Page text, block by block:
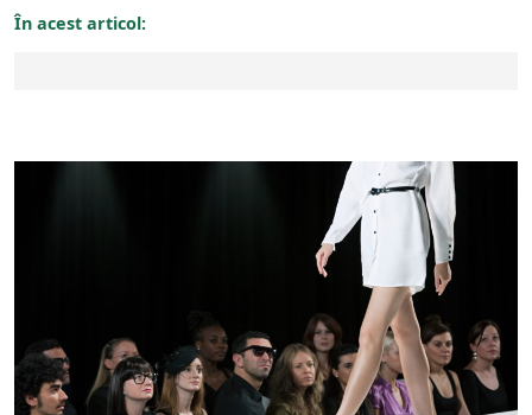
În acest articol: